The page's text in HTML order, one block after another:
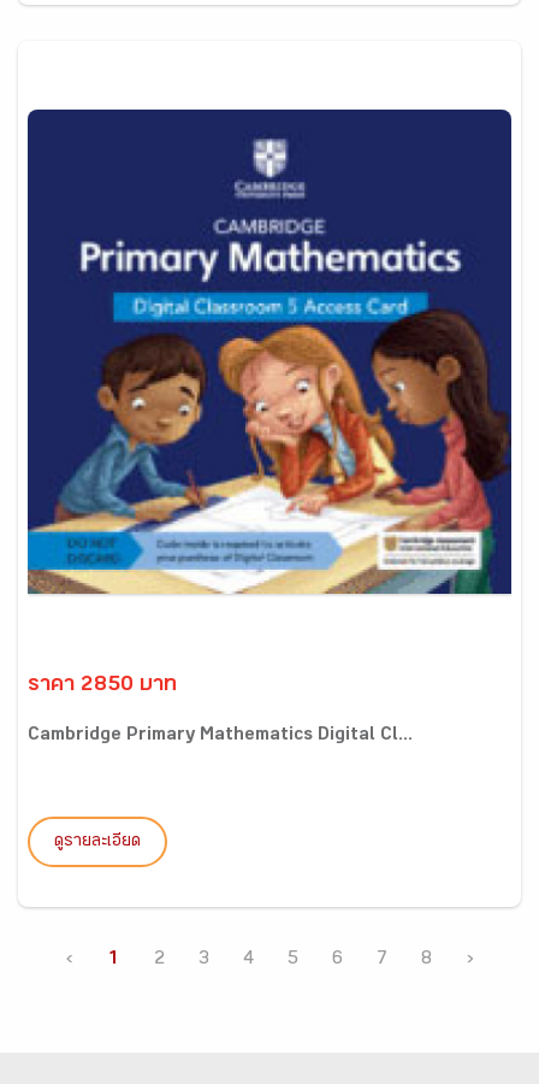
ราคา 2850 บาท
Cambridge Primary Mathematics Digital Cl...
ดูรายละเอียด
‹ 1 2 3 4 5 6 7 8 ›